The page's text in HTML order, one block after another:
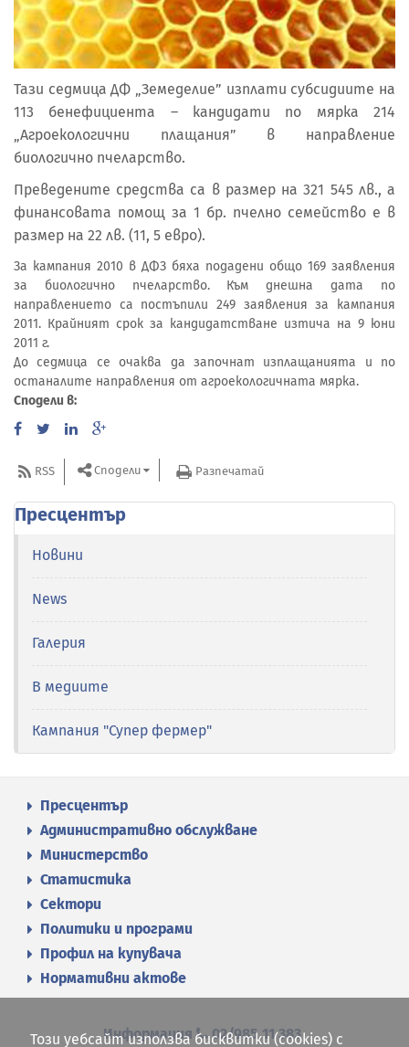
Тази седмица ДФ „Земеделие” изплати субсидиите на
113 бенефициента – кандидати по мярка 214
„Агроекологични плащания” в направление
биологично пчеларство.
Преведените средства са в размер на 321 545 лв., a
финансовата помощ за 1 бр. пчелно семейство е в
размер на 22 лв. (11, 5 евро).
За кампания 2010 в ДФЗ бяха подадени общо 169 заявления
за биологично пчеларство. Към днешна дата по
направлението са постъпили 249 заявления за кампания
2011. Крайният срок за кандидатстване изтича на 9 юни
2011 г.
До седмица се очаква да започнат изплащанията и по
останалите направления от агроекологичната мярка.
Сподели в:
RSS Сподели Разпечатай
Пресцентър
Новини
News
Галерия
В медиите
Кампания "Супер фермер"
Пресцентър
Административно обслужване
Министерство
Статистика
Сектори
Политики и програми
Профил на купувача
Нормативни актове
Информация 02/985 11 383
Този уебсайт използва бисквитки (cookies) с